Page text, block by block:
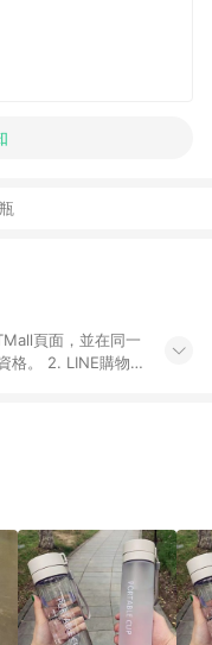
頁面，並在同一
格。 2. LINE購物
別商品，將無法獲
。 4. 如取消訂
終發票金額計算，
使用東森購物
樂透金、東森現金
ETMall之結帳頁面
饋點數」機制(特